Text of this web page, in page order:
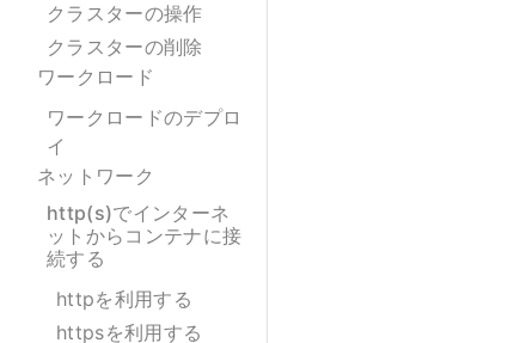
クラスターの操作
クラスターの削除
ワークロード
ワークロードのデプロ
イ
ネットワーク
http(s)でインターネ
ットからコンテナに接
続する
httpを利用する
httpsを利用する